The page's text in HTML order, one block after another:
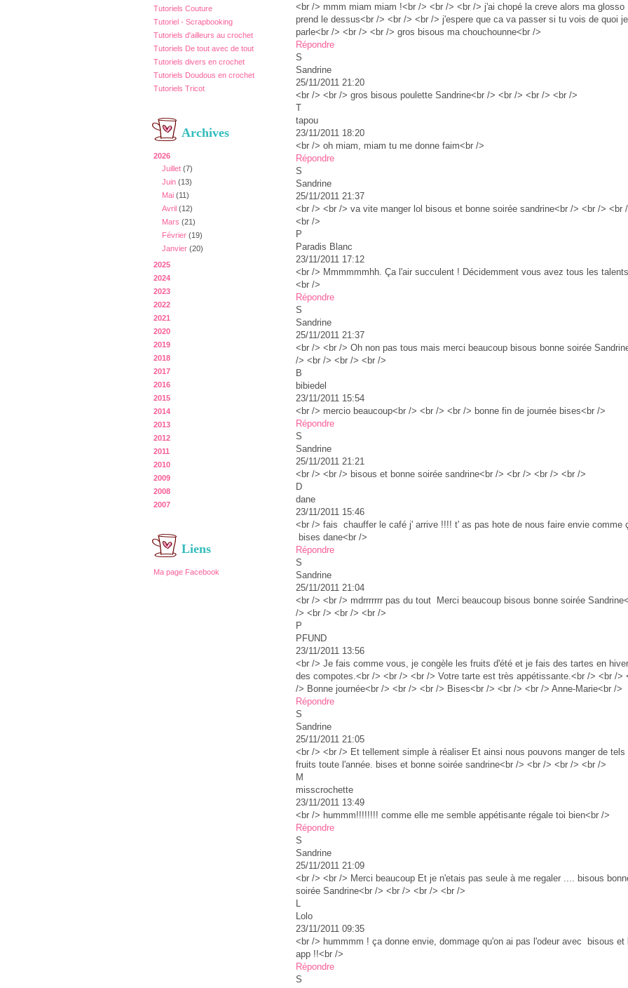
Tutoriels Couture
Tutoriel - Scrapbooking
Tutoriels d'ailleurs au crochet
Tutoriels De tout avec de tout
Tutoriels divers en crochet
Tutoriels Doudous en crochet
Tutoriels Tricot
Archives
2026
Juillet (7)
Juin (13)
Mai (11)
Avril (12)
Mars (21)
Février (19)
Janvier (20)
2025
2024
2023
2022
2021
2020
2019
2018
2017
2016
2015
2014
2013
2012
2011
2010
2009
2008
2007
Liens
Ma page Facebook
<br /> mmm miam miam !<br /> <br /> <br /> j'ai chopé la creve alors ma glosso
prend le dessus<br /> <br /> <br /> j'espere que ca va passer si tu vois de quoi je
parle<br /> <br /> <br /> gros bisous ma chouchounne<br />
Répondre
S
Sandrine
25/11/2011 21:20
<br /> <br /> gros bisous poulette Sandrine<br /> <br /> <br /> <br />
T
tapou
23/11/2011 18:20
<br /> oh miam, miam tu me donne faim<br />
Répondre
S
Sandrine
25/11/2011 21:37
<br /> <br /> va vite manger lol bisous et bonne soirée sandrine<br /> <br /> <br
<br />
P
Paradis Blanc
23/11/2011 17:12
<br /> Mmmmmmhh. Ça l'air succulent ! Décidemment vous avez tous les
<br />
Répondre
S
Sandrine
25/11/2011 21:37
<br /> <br /> Oh non pas tous mais merci beaucoup bisous bonne soirée
/> <br /> <br /> <br />
B
bibiedel
23/11/2011 15:54
<br /> mercio beaucoup<br /> <br /> <br /> bonne fin de journée bises<br />
Répondre
S
Sandrine
25/11/2011 21:21
<br /> <br /> bisous et bonne soirée sandrine<br /> <br /> <br /> <br />
D
dane
23/11/2011 15:46
<br /> fais chauffer le café j' arrive !!!! t' as pas hote de nous faire envie comme
bises dane<br />
Répondre
S
Sandrine
25/11/2011 21:04
<br /> <br /> mdrrrrrrr pas du tout Merci beaucoup bisous bonne soirée
/> <br /> <br /> <br />
P
PFUND
23/11/2011 13:56
<br /> Je fais comme vous, je congèle les fruits d'été et je fais des tartes en
des compotes.<br /> <br /> <br /> Votre tarte est très appétissante.<br /> <br />
/> Bonne journée<br /> <br /> <br /> Bises<br /> <br /> <br /> Anne-Marie<br />
Répondre
S
Sandrine
25/11/2011 21:05
<br /> <br /> Et tellement simple à réaliser Et ainsi nous pouvons manger de tels
fruits toute l'année. bises et bonne soirée sandrine<br /> <br /> <br /> <br />
M
misscrochette
23/11/2011 13:49
<br /> hummm!!!!!!!! comme elle me semble appétisante régale toi bien<br />
Répondre
S
Sandrine
25/11/2011 21:09
<br /> <br /> Merci beaucoup Et je n'etais pas seule à me regaler .... bisous
soirée Sandrine<br /> <br /> <br /> <br />
L
Lolo
23/11/2011 09:35
<br /> hummmm ! ça donne envie, dommage qu'on ai pas l'odeur avec bisous et
app !!<br />
Répondre
S